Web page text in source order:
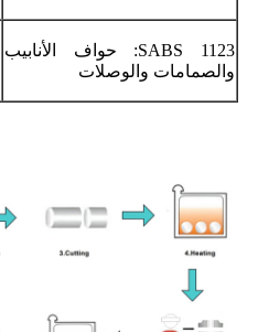
SABS 1123: حواف الأنابيب
والصمامات والوصلات